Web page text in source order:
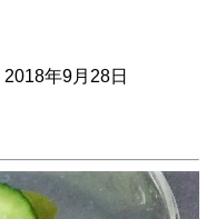
2018年9月28日